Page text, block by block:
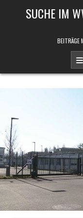
SUCHE IM
BEITRÄGE